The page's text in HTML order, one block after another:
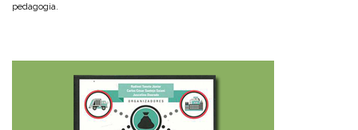
pedagogia.